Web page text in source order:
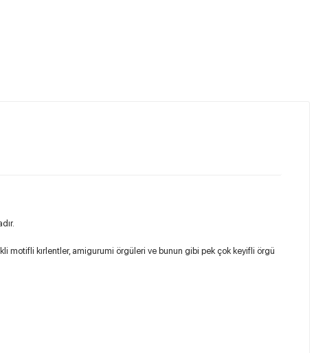
motifli kırlentler, amigurumi örgüleri ve bunun gibi pek çok keyifli örgü